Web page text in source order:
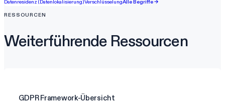
Datenresidenz (Datenlokalisierung)VerschlüsselungAlle Begriffe →
RESSOURCEN
Weiterführende Ressourcen
GDPRFramework-Übersicht